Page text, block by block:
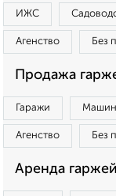
ИЖС
Агенство Без
Продажа
Гаражи
Агенство Без
Аренда